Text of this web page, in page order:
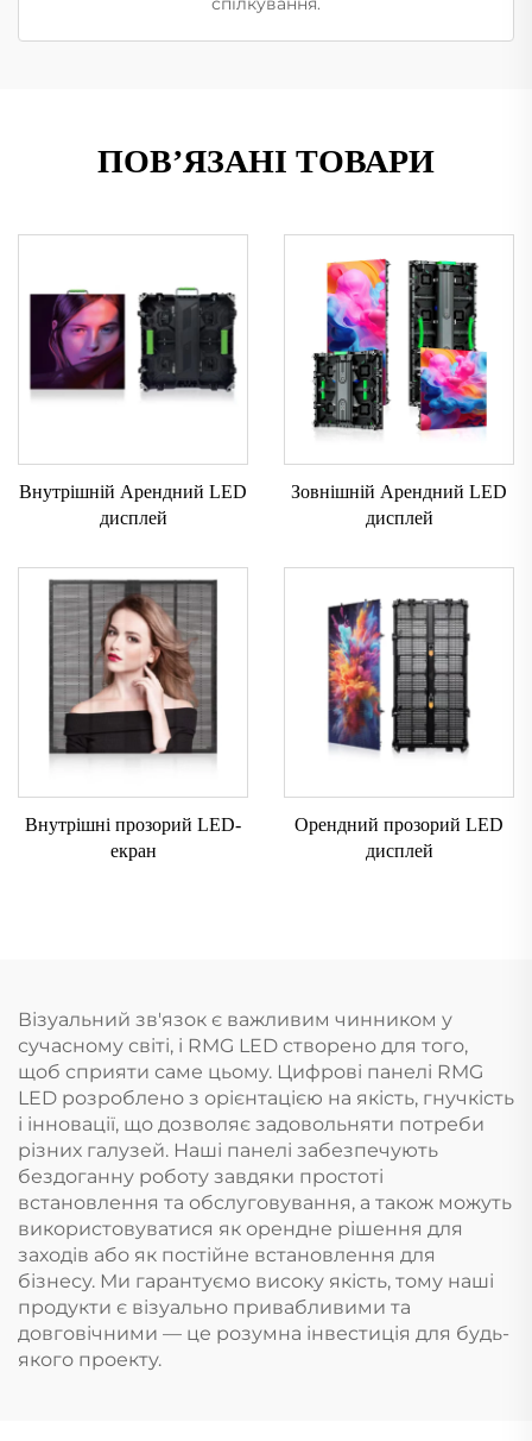
ПОВ’ЯЗАНІ ТОВАРИ
Внутрішній Арендний LED
дисплей
Зовнішній Арендний LED
дисплей
Внутрішні прозорий LED-
екран
Орендний прозорий LED
дисплей
Візуальний зв'язок є важливим чинником у
сучасному світі, і RMG LED створено для того,
щоб сприяти саме цьому. Цифрові панелі RMG
LED розроблено з орієнтацією на якість, гнучкість
і інновації, що дозволяє задовольняти потреби
різних галузей. Наші панелі забезпечують
бездоганну роботу завдяки простоті
встановлення та обслуговування, а також можуть
використовуватися як орендне рішення для
заходів або як постійне встановлення для
бізнесу. Ми гарантуємо високу якість, тому наші
продукти є візуально привабливими та
довговічними — це розумна інвестиція для будь-
якого проекту.